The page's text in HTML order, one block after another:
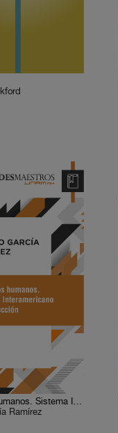
Derechos humanos. Sistema Interamericano de protección.
Ramírez